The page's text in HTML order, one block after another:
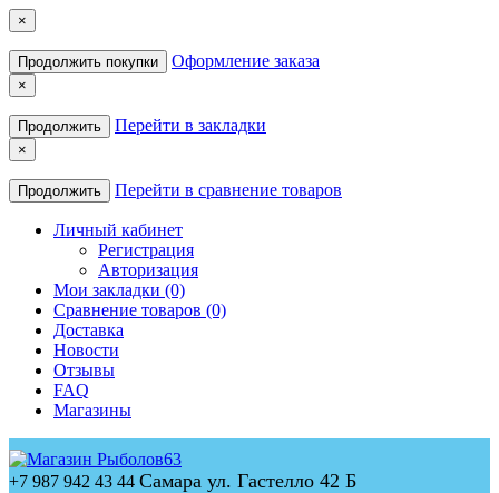
×
Продолжить покупки Оформление заказа
×
Продолжить Перейти в закладки
×
Продолжить Перейти в сравнение товаров
Личный кабинет
Регистрация
Авторизация
Мои закладки (0)
Сравнение товаров (0)
Доставка
Новости
Отзывы
FAQ
Магазины
+7 987 942 43 44 Самара ул. Гастелло 42 Б